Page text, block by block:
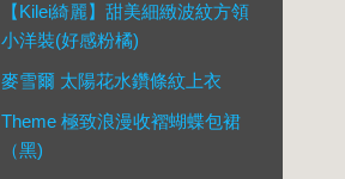
【Kilei綺麗】甜美細緻波紋方領
小洋裝(好感粉橘)
麥雪爾 太陽花水鑽條紋上衣
Theme 極致浪漫收褶蝴蝶包裙
（黑)